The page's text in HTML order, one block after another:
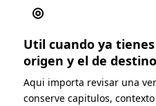
◎
Util cuando ya
origen y el de destino
Aqui importa revisar una
conserve capitulos,